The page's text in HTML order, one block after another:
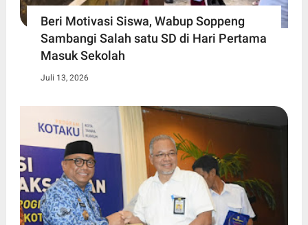
Beri Motivasi Siswa, Wabup Soppeng
Sambangi Salah satu SD di Hari Pertama
Masuk Sekolah
Juli 13, 2026